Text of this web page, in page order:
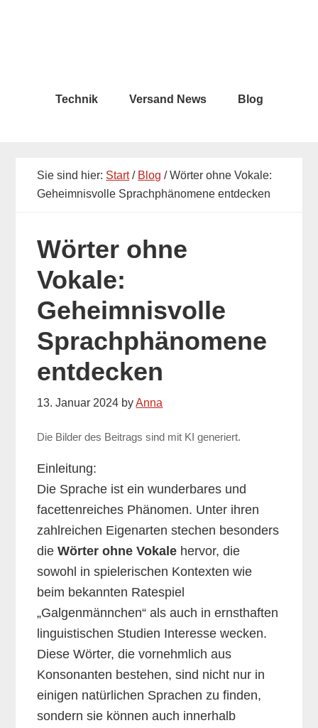
Technik Versand News Blog
Sie sind hier: Start/ Blog / Wörter ohne Vokale:
Geheimnisvolle Sprachphänomene entdecken
Wörter ohne
Vokale:
Geheimnisvolle
Sprachphänomene
entdecken
13. Januar 2024 byAnna
Die Bilder des Beitrags sind mit KI generiert.
Einleitung:
Die Sprache ist ein wunderbares und
facettenreiches Phänomen. Unter ihren
zahlreichen Eigenarten stechen besonders
dieWörter ohne Vokale hervor, die
sowohl in spielerischen Kontexten wie
beim bekannten Ratespiel
„Galgenmännchen“ als auch in ernsthaften
linguistischen Studien Interesse wecken.
Diese Wörter, die vornehmlich aus
Konsonanten bestehen, sind nicht nur in
einigen natürlichen Sprachen zu finden,
sondern sie können auch innerhalb